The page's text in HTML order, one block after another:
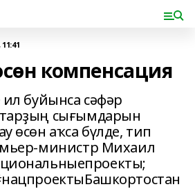
компенсация
ил буйынса сәфәр
сығымдарын
өсөн аҡса бүлде, тип
министр Михаил